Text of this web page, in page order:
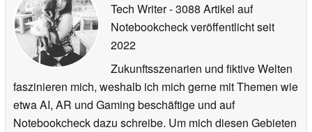
Tech Writer- 3088 Artikel auf
Notebookcheck veröffentlichtseit
2022
Zukunftsszenarien und fiktive Welten
faszinieren mich, weshalb ich mich gerne mit Themen wie
etwa AI, AR und Gaming beschäftige und auf
Notebookcheck dazu schreibe. Um mich diesen Gebieten